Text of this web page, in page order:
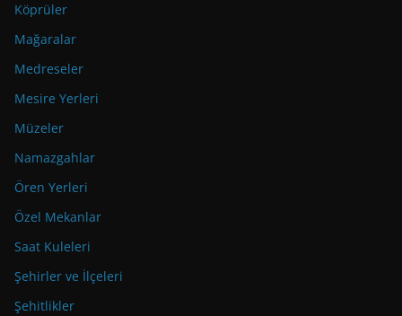
Köprüler
Mağaralar
Medreseler
Mesire Yerleri
Müzeler
Namazgahlar
Ören Yerleri
Özel Mekanlar
Saat Kuleleri
Şehirler ve İlçeleri
Şehitlikler